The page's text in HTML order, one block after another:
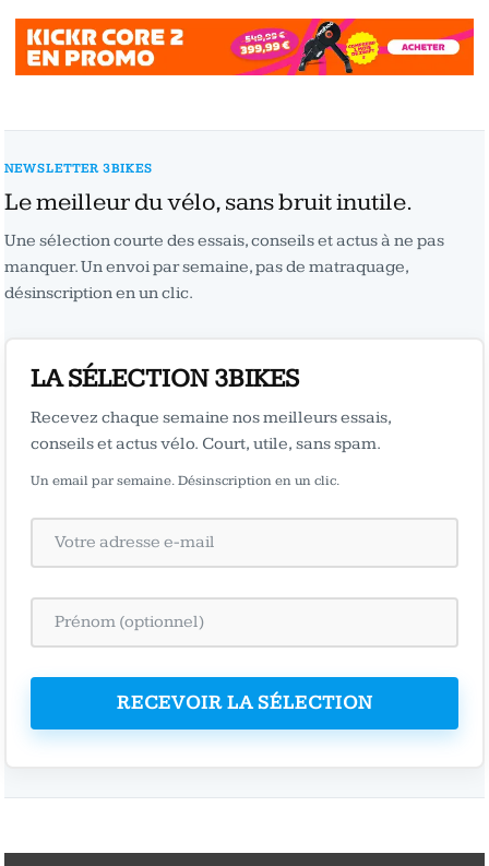
NEWSLETTER 3BIKES
Le meilleur du vélo, sans bruit inutile.
Une sélection courte des essais, conseils et actus à ne pas
manquer. Un envoi par semaine, pas de matraquage,
désinscription en un clic.
LA SÉLECTION 3BIKES
Recevez chaque semaine nos meilleurs essais,
conseils et actus vélo. Court, utile, sans spam.
Un email par semaine. Désinscription en un clic.
RECEVOIR LA SÉLECTION